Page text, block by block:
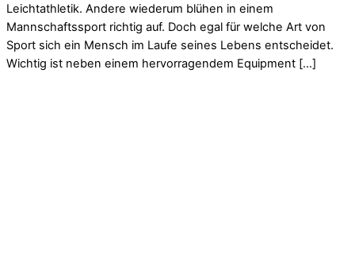
Leichtathletik. Andere wiederum blühen in einem
Mannschaftssport richtig auf. Doch egal für welche Art von
Sport sich ein Mensch im Laufe seines Lebens entscheidet.
Wichtig ist neben einem hervorragendem Equipment […]